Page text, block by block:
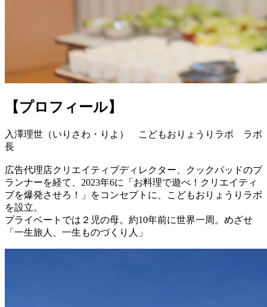
【プロフィール】
入澤理世（いりさわ・りよ） こどもおりょうりラボ ラボ
長
広告代理店クリエイティブディレクター、クックパッドのプ
ランナーを経て、2023年6に「お料理で遊べ！クリエイティ
ブを爆発させろ！」をコンセプトに、こどもおりょうりラボ
を設立。
プライベートでは２児の母。約10年前に世界一周。めざせ
「一生旅人、一生ものづくり人」